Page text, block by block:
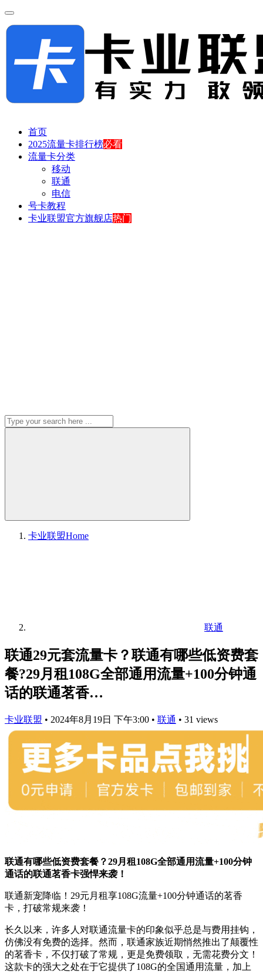
首页
2025流量卡排行榜必看
流量卡分类
移动
联通
电信
号卡教程
卡业联盟官方旗舰店热门
卡业联盟Home
联通
联通29元套流量卡？联通有哪些低资费套
餐?29月租108G全部通用流量+100分钟通
话的联通茗香…
卡业联盟 • 2024年8月19日 下午3:00 • 联通 • 31 views
联通有哪些低资费套餐？29月租108G全部通用流量+100分钟
通话的联通茗香卡强悍来袭！
联通新宠降临！29元月租享108G流量+100分钟通话的茗香
卡，打破常规来袭！
长久以来，许多人对联通流量卡的印象似乎总是与费用挂钩，
仿佛没有免费的选择。然而，联通家族近期悄然推出了颠覆性
的茗香卡，不仅打破了常规，更是免费领取，无需花费分文！
这款卡的强大之处在于它提供了108G的全国通用流量，加上